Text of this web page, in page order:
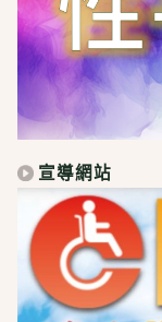
宣導網站